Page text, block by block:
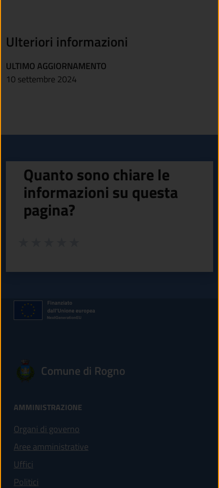
Ulteriori informazioni
ULTIMO AGGIORNAMENTO
10 settembre 2024
Quanto sono chiare le
informazioni su questa
pagina?
Comune di Rogno
AMMINISTRAZIONE
Organi di governo
Aree amministrative
Uffici
Politici